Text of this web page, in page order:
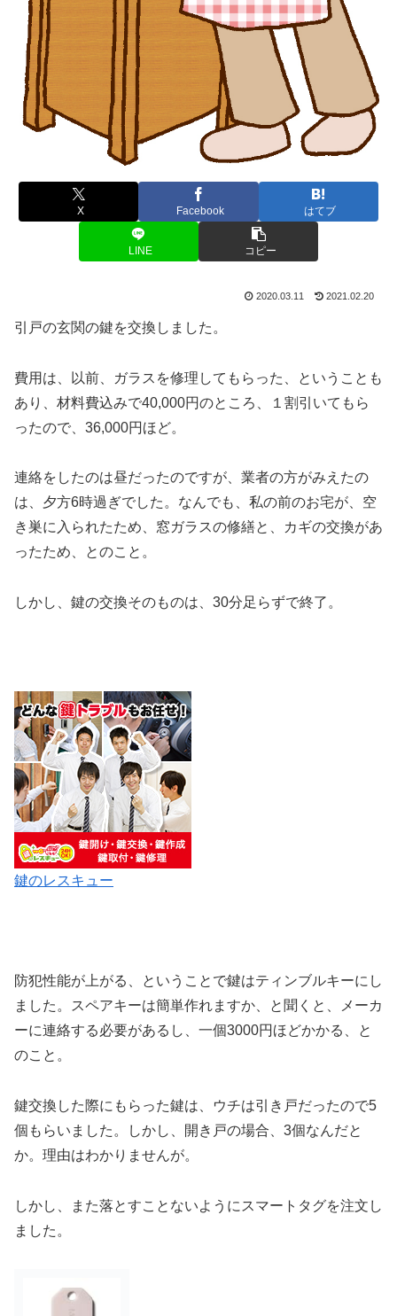
X Facebook はてブ
LINE コピー
2020.03.11 2021.02.20
引戸の玄関の鍵を交換しました。
費用は、以前、ガラスを修理してもらった、ということも
あり、材料費込みで40,000円のところ、１割引いてもら
ったので、36,000円ほど。
連絡をしたのは昼だったのですが、業者の方がみえたの
は、夕方6時過ぎでした。なんでも、私の前のお宅が、空
き巣に入られたため、窓ガラスの修繕と、カギの交換があ
ったため、とのこと。
しかし、鍵の交換そのものは、30分足らずで終了。
鍵のレスキュー
防犯性能が上がる、ということで鍵はティンブルキーにし
ました。スペアキーは簡単作れますか、と聞くと、メーカ
ーに連絡する必要があるし、一個3000円ほどかかる、と
のこと。
鍵交換した際にもらった鍵は、ウチは引き戸だったので5
個もらいました。しかし、開き戸の場合、3個なんだと
か。理由はわかりませんが。
しかし、また落とすことないようにスマートタグを注文し
ました。